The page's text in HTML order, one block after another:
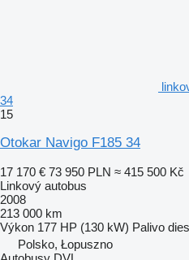
34
15
Otokar Navigo F185 34
17 170 € 73 950 PLN ≈ 415 500 Kč
Linkový autobus
2008
213 000 km
Výkon 177 HP (130 kW) Palivo
Polsko, Łopuszno